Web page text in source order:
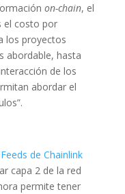
on-chain, el
el costo por
los proyectos
abordable, hasta
de los
abordar el
de Chainlink
capa 2 de la red
permite tener